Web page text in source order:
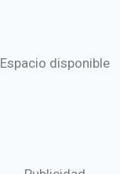
Espacio disponible